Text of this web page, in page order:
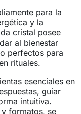
para la
y la
cristal posee
al bienestar
perfectos para
rituales.
esenciales en
guiar
intuitiva.
formatos, se